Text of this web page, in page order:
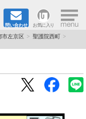
問い合わせ お気に入り ×
市左京区
聖護院西町